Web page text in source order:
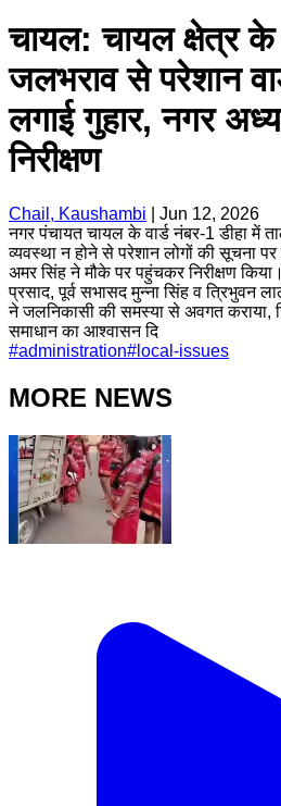
चायल: चायल क्षेत्र के
जलभराव से परेशान
लगाई गुहार, नगर
निरीक्षण
Chail, Kaushambi
Jun 12, 2026
नगर पंचायत चायल के वार्ड नंबर-1 डीहा में
व्यवस्था न होने से परेशान लोगों की सूचना
अमर सिंह ने मौके पर पहुंचकर निरीक्षण
प्रसाद, पूर्व सभासद मुन्ना सिंह व त्रिभुवन
ने जलनिकासी की समस्या से अवगत कराया,
समाधान का आश्वासन दि
#administration# local-issues
MORE NEWS